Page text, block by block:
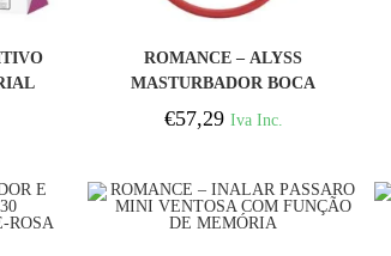
ROMANCE – ALYSS
MASTURBADOR BOCA
VERMELHA
€57,29 Iva Inc.